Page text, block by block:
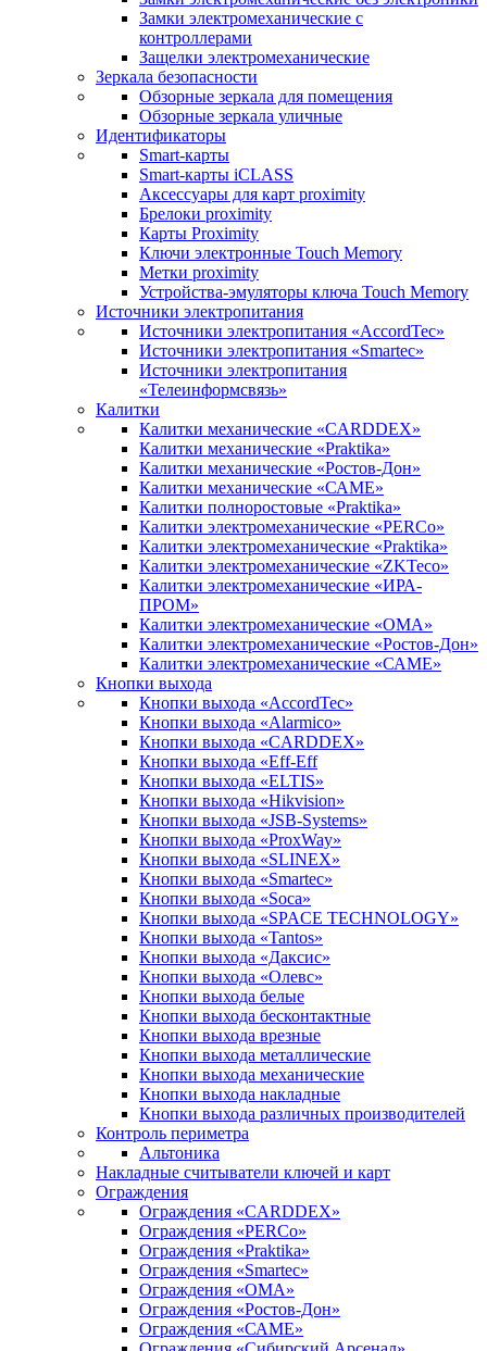
Замки электромеханические с
контроллерами
Защелки электромеханические
Зеркала безопасности
Обзорные зеркала для помещения
Обзорные зеркала уличные
Идентификаторы
Smart-карты
Smart-карты iCLASS
Аксессуары для карт proximitу
Брелоки proximity
Карты Proximity
Ключи электронные Touch Memory
Метки proximity
Устройства-эмуляторы ключа Touch Memory
Источники электропитания
Источники электропитания «AccordTec»
Источники электропитания «Smartec»
Источники электропитания
«Телеинформсвязь»
Калитки
Калитки механические «CARDDEX»
Калитки механические «Praktika»
Калитки механические «Ростов-Дон»
Калитки механические «САМЕ»
Калитки полноростовые «Praktika»
Калитки электромеханические «PERCo»
Калитки электромеханические «Praktika»
Калитки электромеханические «ZKTeco»
Калитки электромеханические «ИРА-
ПРОМ»
Калитки электромеханические «ОМА»
Калитки электромеханические «Ростов-Дон»
Калитки электромеханические «САМЕ»
Кнопки выхода
Кнопки выхода «AccordTec»
Кнопки выхода «Alarmico»
Кнопки выхода «CARDDEX»
Кнопки выхода «Eff-Eff
Кнопки выхода «ELTIS»
Кнопки выхода «Hikvision»
Кнопки выхода «JSB-Systems»
Кнопки выхода «ProxWay»
Кнопки выхода «SLINEX»
Кнопки выхода «Smartec»
Кнопки выхода «Soca»
Кнопки выхода «SPACE TECHNOLOGY»
Кнопки выхода «Tantos»
Кнопки выхода «Даксис»
Кнопки выхода «Олевс»
Кнопки выхода белые
Кнопки выхода бесконтактные
Кнопки выхода врезные
Кнопки выхода металлические
Кнопки выхода механические
Кнопки выхода накладные
Кнопки выхода различных производителей
Контроль периметра
Альтоника
Накладные считыватели ключей и карт
Ограждения
Ограждения «CARDDEX»
Ограждения «PERCo»
Ограждения «Praktika»
Ограждения «Smartec»
Ограждения «ОМА»
Ограждения «Ростов-Дон»
Ограждения «САМЕ»